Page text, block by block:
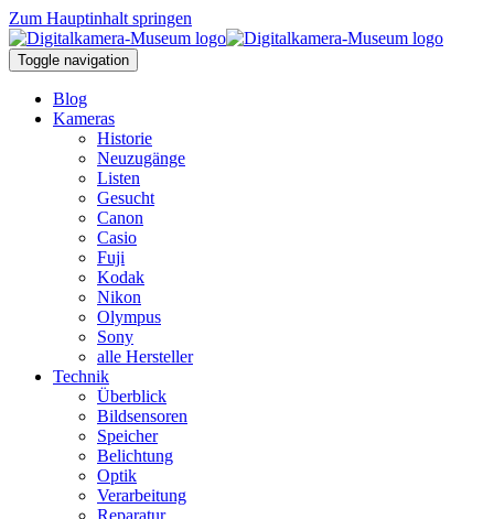
Zum Hauptinhalt springen
Toggle navigation
Blog
Kameras
Historie
Neuzugänge
Listen
Gesucht
Canon
Casio
Fuji
Kodak
Nikon
Olympus
Sony
alle Hersteller
Technik
Überblick
Bildsensoren
Speicher
Belichtung
Optik
Verarbeitung
Reparatur